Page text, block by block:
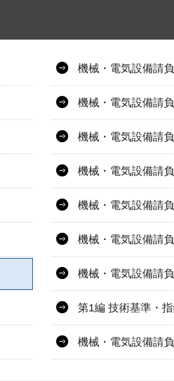
機械・電気設備請
機械・電気設備請
機械・電気設備請
機械・電気設備請
機械・電気設備請
機械・電気設備請
機械・電気設備請
第1編 技術基準・
機械・電気設備請